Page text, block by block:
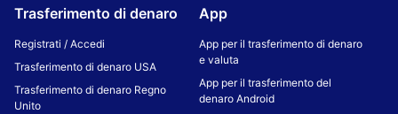
Trasferimento di denaro
Registrati / Accedi
Trasferimento di denaro USA
Trasferimento di denaro Regno
Unito
App
App per il trasferimento di denaro
e valuta
App per il trasferimento del
denaro Android